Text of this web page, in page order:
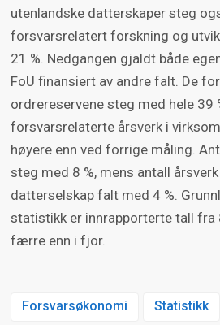
utenlandske datterskaper steg
forsvarsrelatert forskning og
21 %. Nedgangen gjaldt både
FoU finansiert av andre falt. De
ordrereservene steg med hele 39
forsvarsrelaterte årsverk i
høyere enn ved forrige måling.
steg med 8 %, mens antall
datterselskap falt med 4 %.
statistikk er innrapporterte tall fra
færre enn i fjor.
Forsvarsøkonomi Statistikk